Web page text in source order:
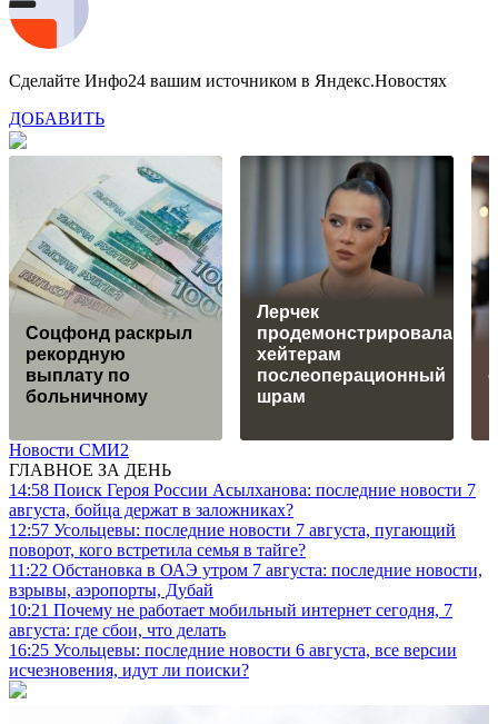
Сделайте Инфо24 вашим источником в Яндекс.Новостях
ДОБАВИТЬ
Соцфонд раскрыл
рекордную
выплату по
больничному
Лерчек
продемонстрировала
хейтерам
послеоперационный
шрам
Новости СМИ2
ГЛАВНОЕ ЗА ДЕНЬ
14:58 Поиск Героя России Асылханова: последние новости 7
августа, бойца держат в заложниках?
12:57 Усольцевы: последние новости 7 августа, пугающий
поворот, кого встретила семья в тайге?
11:22 Обстановка в ОАЭ утром 7 августа: последние новости,
взрывы, аэропорты, Дубай
10:21 Почему не работает мобильный интернет сегодня, 7
августа: где сбои, что делать
16:25 Усольцевы: последние новости 6 августа, все версии
исчезновения, идут ли поиски?